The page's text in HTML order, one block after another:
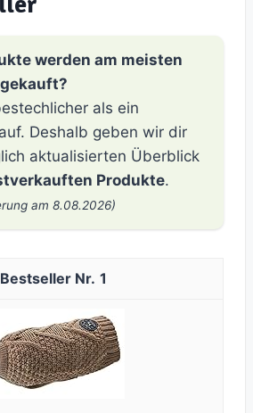
werden am meisten
als ein
Deshalb geben wir dir
aktualisierten Überblick
Produkte.
am 8.08.2026)
1